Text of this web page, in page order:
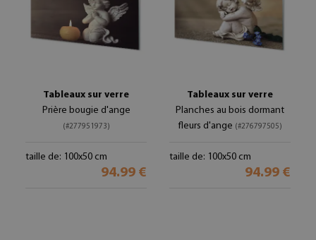
Tableaux sur verre
Prière bougie d'ange
(#277951973)
taille de: 100x50 cm
94.99 €
Tableaux sur verre
Planches au bois dormant
fleurs d'ange (#276797505)
taille de: 100x50 cm
94.99 €